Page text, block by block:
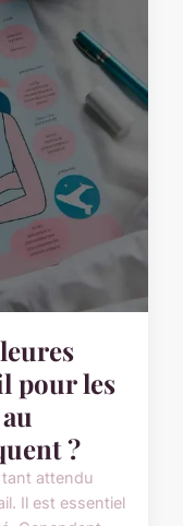
pour les
?
attendu
Il est essentiel